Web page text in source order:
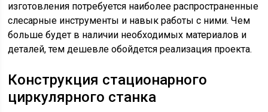
изготовления потребуется наиболее распространенные
слесарные инструменты и навык работы с ними. Чем
больше будет в наличии необходимых материалов и
деталей, тем дешевле обойдется реализация проекта.
Конструкция стационарного
циркулярного станка